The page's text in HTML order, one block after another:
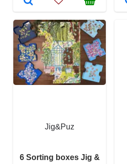
Jig&Puz
6 Sorting boxes Jig &